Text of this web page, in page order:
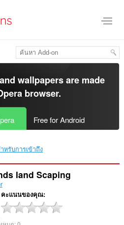
wallpapers are made
browser.
Free for Android
หรับการเข้าถึง
land Scaping
คะแนนของคุณ